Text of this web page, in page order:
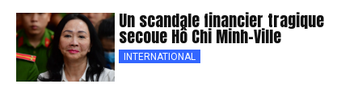
Un scandale financier tragique
secoue Hô Chi Minh-Ville
INTERNATIONAL